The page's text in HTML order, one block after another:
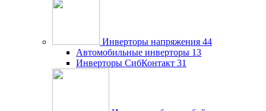
Инверторы напряжения 44
Автомобильные инверторы 13
Инверторы СибКонтакт 31